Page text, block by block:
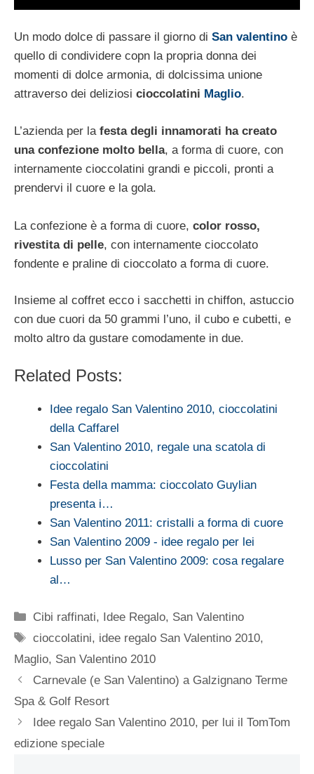
Un modo dolce di passare il giorno di San valentino è
quello di condividere copn la propria donna dei
momenti di dolce armonia, di dolcissima unione
attraverso dei deliziosi cioccolatini Maglio.
L’azienda per la festa degli innamorati ha creato
una confezione molto bella, a forma di cuore, con
internamente cioccolatini grandi e piccoli, pronti a
prendervi il cuore e la gola.
La confezione è a forma di cuore, color rosso,
rivestita di pelle, con internamente cioccolato
fondente e praline di cioccolato a forma di cuore.
Insieme al coffret ecco i sacchetti in chiffon, astuccio
con due cuori da 50 grammi l’uno, il cubo e cubetti, e
molto altro da gustare comodamente in due.
Related Posts:
Idee regalo San Valentino 2010, cioccolatini
della Caffarel
San Valentino 2010, regale una scatola di
cioccolatini
Festa della mamma: cioccolato Guylian
presenta i…
San Valentino 2011: cristalli a forma di cuore
San Valentino 2009 - idee regalo per lei
Lusso per San Valentino 2009: cosa regalare
al…
Categorie
Cibi raffinati, Idee Regalo, San Valentino
Tag
cioccolatini, idee regalo San Valentino 2010,
Maglio, San Valentino 2010
Carnevale (e San Valentino) a Galzignano Terme
Spa & Golf Resort
Idee regalo San Valentino 2010, per lui il TomTom
edizione speciale